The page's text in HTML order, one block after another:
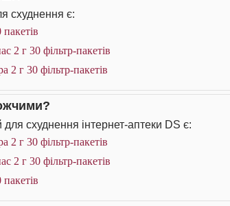
схуднення є:
2 г 30 фільтр-пакетів
2 г 30 фільтр-пакетів
схуднення інтернет-аптеки DS є:
2 г 30 фільтр-пакетів
2 г 30 фільтр-пакетів